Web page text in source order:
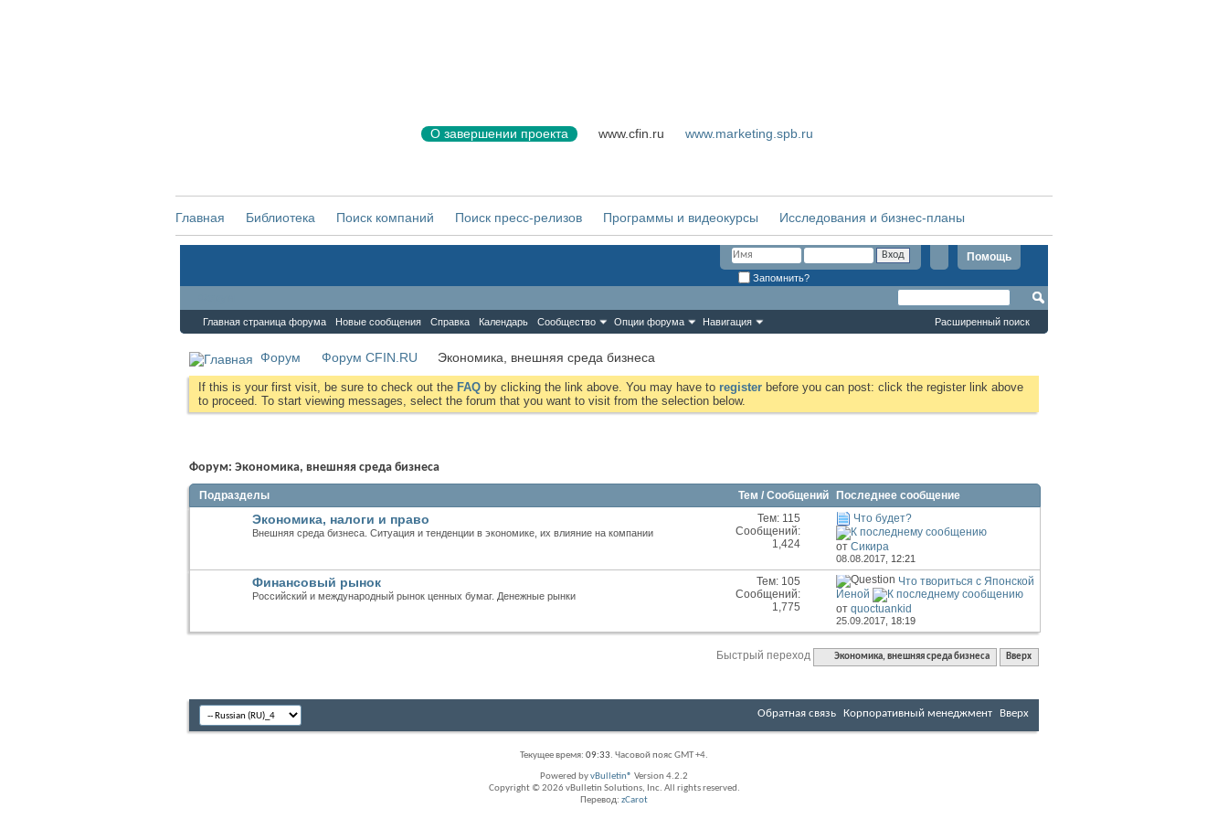
О завершении проекта www.cfin.ru www.marketing.spb.ru
Главная Библиотека Поиск компаний Поиск пресс-релизов Программы и видеокурсы Исследования и бизнес-планы
Помощь
Запомнить?
Главная страница форума Новые сообщения Справка Календарь Сообщество Опции форума Навигация Расширенный поиск
Форум Форум CFIN.RU Экономика, внешняя среда бизнеса
If this is your first visit, be sure to check out the FAQ by clicking the link above. You may have to register before you can post: click the register link above
to proceed. To start viewing messages, select the forum that you want to visit from the selection below.
Форум: Экономика, внешняя среда бизнеса
Подразделы Тем / Сообщений Последнее сообщение
Экономика, налоги и право
Внешняя среда бизнеса. Ситуация и тенденции в экономике, их влияние на компании
лента
раздела
Тем: 115
Сообщений:
1,424
Что будет?
от Сикира
08.08.2017, 12:21
Финансовый рынок
Российский и международный рынок ценных бумаг. Денежные рынки
лента
раздела
Тем: 105
Сообщений:
1,775
Что твориться с Японской
Йеной
от quoctuankid
25.09.2017, 18:19
Быстрый переход Экономика, внешняя среда бизнеса Вверх
Обратная связь Корпоративный менеджмент Вверх
Текущее время: 09:33. Часовой пояс GMT +4.
Powered byvBulletin® Version 4.2.2
Copyright © 2026 vBulletin Solutions, Inc. All rights reserved.
Перевод: zCarot